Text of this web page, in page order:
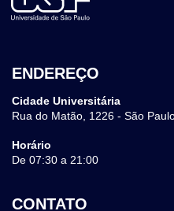
ENDEREÇO
Cidade Universitária
Rua do Matão, 1226 - São
Horário
De 07:30 a 21:00
CONTATO